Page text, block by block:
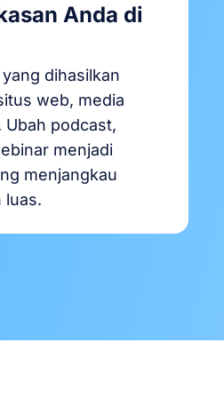
Anda di
dihasilkan
web, media
Ubah podcast,
menjadi
menjangkau
luas.